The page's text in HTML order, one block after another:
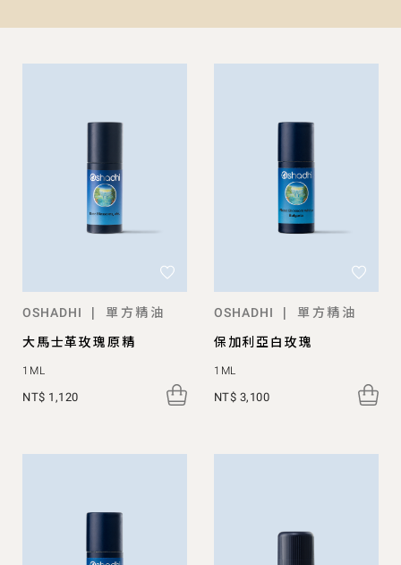
OSHADHI |
單方精油
大馬士革玫瑰原精
1ML
NT$ 1,120
OSHADHI |
單方精油
保加利亞白玫瑰
1ML
NT$ 3,100